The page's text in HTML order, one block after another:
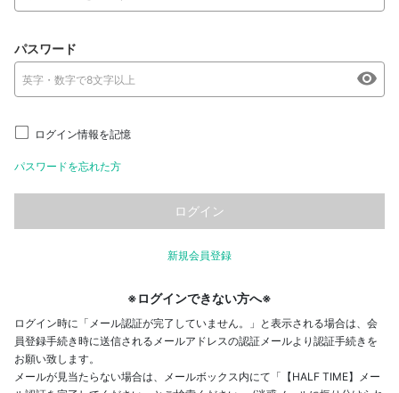
パスワード
ログイン情報を記憶
パスワードを忘れた方
新規会員登録
※ログインできない方へ※
ログイン時に「メール認証が完了していません。」と表示される場合は、会
員登録手続き時に送信されるメールアドレスの認証メールより認証手続きを
お願い致します。
メールが見当たらない場合は、メールボックス内にて「【HALF TIME】メー